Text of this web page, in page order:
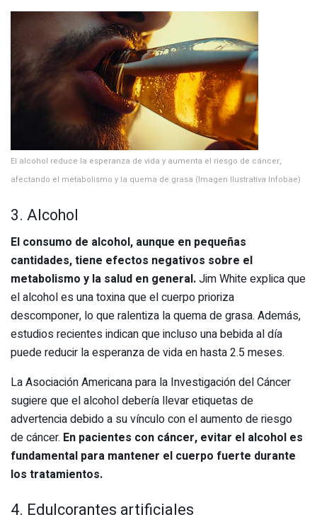
El alcohol reduce la esperanza de vida y aumenta el riesgo de cáncer,
afectando el metabolismo y la quema de grasa (Imagen Ilustrativa Infobae)
3. Alcohol
El consumo de alcohol, aunque en pequeñas
cantidades, tiene efectos negativos sobre el
metabolismo y la salud en general.Jim White explica que
el alcohol es una toxina que el cuerpo prioriza
descomponer, lo que ralentiza la quema de grasa. Además,
estudios recientes indican que incluso una bebida al día
puede reducir la esperanza de vida en hasta 2.5 meses.
La Asociación Americana para la Investigación del Cáncer
sugiere que el alcohol debería llevar etiquetas de
advertencia debido a su vínculo con el aumento de riesgo
de cáncer. En pacientes con cáncer, evitar el alcohol es
fundamental para mantener el cuerpo fuerte durante
los tratamientos.
4. Edulcorantes artificiales